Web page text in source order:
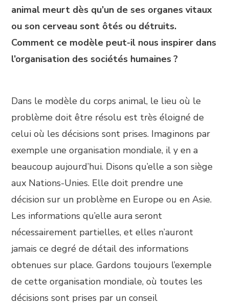
animal meurt dès qu’un de ses organes vitaux
ou son cerveau sont ôtés ou détruits.
Comment ce modèle peut-il nous inspirer dans
l’organisation des sociétés humaines ?
Dans le modèle du corps animal, le lieu où le
problème doit être résolu est très éloigné de
celui où les décisions sont prises. Imaginons par
exemple une organisation mondiale, il y en a
beaucoup aujourd’hui. Disons qu’elle a son siège
aux Nations-Unies. Elle doit prendre une
décision sur un problème en Europe ou en Asie.
Les informations qu’elle aura seront
nécessairement partielles, et elles n’auront
jamais ce degré de détail des informations
obtenues sur place. Gardons toujours l’exemple
de cette organisation mondiale, où toutes les
décisions sont prises par un conseil